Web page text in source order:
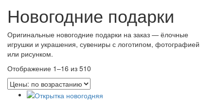
Новогодние подарки
Оригинальные новогодние подарки на заказ — ёлочные
игрушки и украшения, сувениры с логотипом, фотографией
или рисунком.
Отображение 1–16 из 510